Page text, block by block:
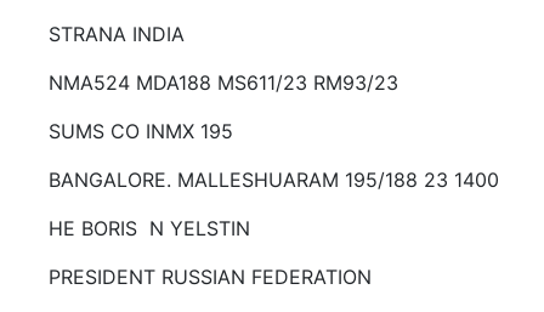
STRANA INDIA
NMA524 MDA188 MS611/23 RM93/23
SUMS CO INMX 195
BANGALORE. MALLESHUARAM 195/188 23 1400
НЕ BORIS N YELSTIN
PRESIDENT RUSSIAN FEDERATION